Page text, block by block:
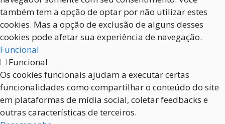
também tem a opção de optar por não utilizar estes
cookies. Mas a opção de exclusão de alguns desses
cookies pode afetar sua experiência de navegação.
Funcional
Funcional
Os cookies funcionais ajudam a executar certas
funcionalidades como compartilhar o conteúdo do site
em plataformas de mídia social, coletar feedbacks e
outras características de terceiros.